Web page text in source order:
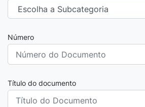
Número
Título do documento